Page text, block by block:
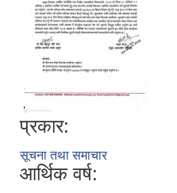
प्रकार:
सूचना तथा समाचार
आर्थिक वर्ष: